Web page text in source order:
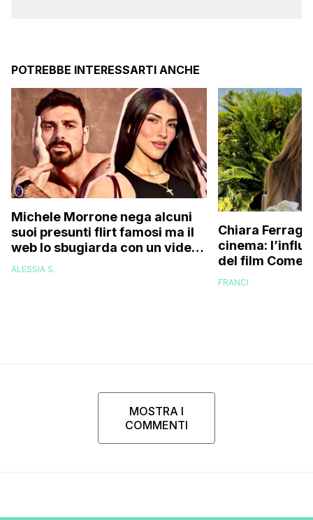
POTREBBE INTERESSARTI ANCHE
Michele Morrone nega alcuni
suoi presunti flirt famosi ma il
web lo sbugiarda con un video
in particolare (c’entra Giulia
ALESSIA S.
Chiara
cinema:
del film Come
FRANCI
MOSTRA I
COMMENTI